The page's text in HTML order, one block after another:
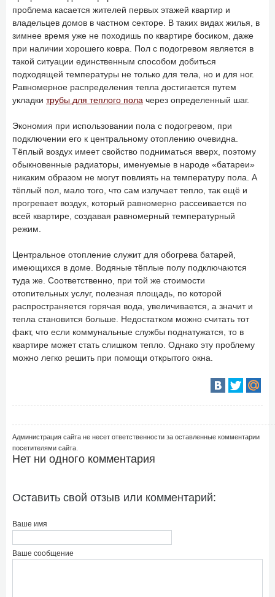
проблема касается жителей первых этажей квартир и
владельцев домов в частном секторе. В таких видах жилья, в
зимнее время уже не походишь по квартире босиком, даже
при наличии хорошего ковра. Пол с подогревом является в
такой ситуации единственным способом добиться
подходящей температуры не только для тела, но и для ног.
Равномерное распределения тепла достигается путем
укладки трубы для теплого пола через определенный шаг.
Экономия при использовании пола с подогревом, при
подключении его к центральному отоплению очевидна.
Тёплый воздух имеет свойство подниматься вверх, поэтому
обыкновенные радиаторы, именуемые в народе «батареи»
никаким образом не могут повлиять на температуру пола. А
тёплый пол, мало того, что сам излучает тепло, так ещё и
прогревает воздух, который равномерно рассеивается по
всей квартире, создавая равномерный температурный
режим.
Центральное отопление служит для обогрева батарей,
имеющихся в доме. Водяные тёплые полу подключаются
туда же. Соответственно, при той же стоимости
отопительных услуг, полезная площадь, по которой
распространяется горячая вода, увеличивается, а значит и
тепла становится больше. Недостатком можно считать тот
факт, что если коммунальные службы поднатужатся, то в
квартире может стать слишком тепло. Однако эту проблему
можно легко решить при помощи открытого окна.
Администрация сайта не несет ответственности за оставленные комментарии
посетителями сайта.
Нет ни одного комментария
Оставить свой отзыв или комментарий:
Ваше имя
Ваше сообщение